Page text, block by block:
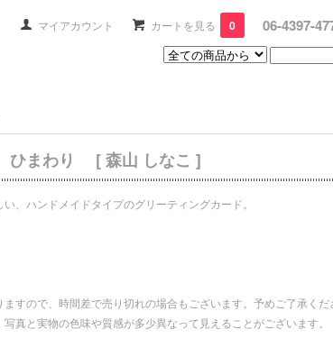
マイアカウント カートを見る 0 06-4397-
ひまわり [ 森山 しなこ ]
、ハンドメイドタイプのグリーティングカード。
すので、時間差で売り切れの場合もございます。予めご了承くだ
真と実物の色味や質感が多少異なって見えることがございます。